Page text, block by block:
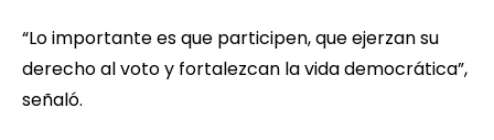
“Lo importante es que participen, que ejerzan su
derecho al voto y fortalezcan la vida democrática”,
señaló.